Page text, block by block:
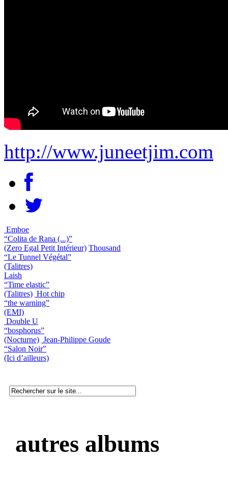
http://www.juneetjim.com
Emboe
“Colita de Rana (...)”
(Zero Egal Petit Intérieur) Thousand
“Le Tunnel Végétal”
(Talitres)
Laish
“Time elastic”
(Talitres) Hot chip
“the warning”
(EMI)
Double U
“bosphorus”
(Nocturne) Jean-Philippe Goude
“Salon Noir”
(Ici d’ailleurs)
autres albums